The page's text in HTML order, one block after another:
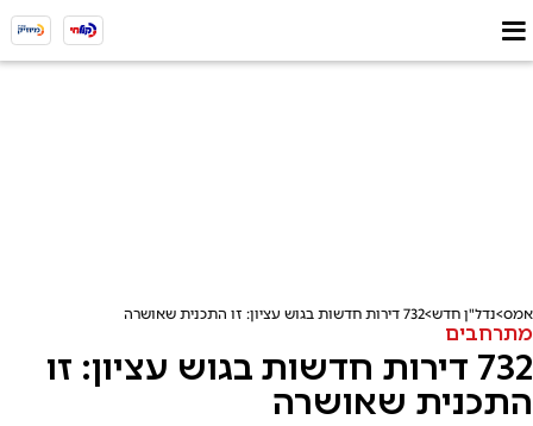
אמס נדל"ן חדש 732 דירות חדשות בגוש עציון: זו התכנית שאושרה
מתרחבים
732 דירות חדשות בגוש עציון: זו
התכנית שאושרה